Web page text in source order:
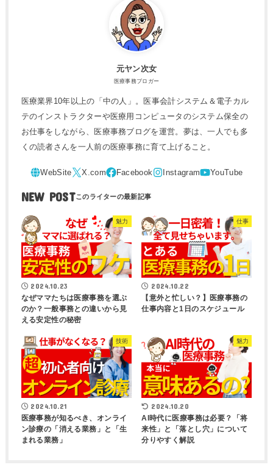
元ヤン次女
医療事務ブロガー
医療業界10年以上の「中の人」。医事会計システム＆電子カル
テのインストラクターや医療用コンピュータのシステム保全の
お仕事をしながら、医療事務ブログを運営。夢は、一人でも多
くの読者さんを一人前の医療事務に育て上げること。
NEW POST
魅力
2024.10.23
なぜママたちは医療事務を選ぶ
のか？一般事務との違いから見
える安定性の秘密
仕事
2024.10.22
【意外と忙しい？】医療事務の
仕事内容と1日のスケジュール
技術
2024.10.21
医療事務が知るべき、オンライ
ン診療の「消える業務」と「生
まれる業務」
魅力
2024.10.20
AI時代に医療事務は必要？「将
来性」と「落とし穴」について
分りやすく解説